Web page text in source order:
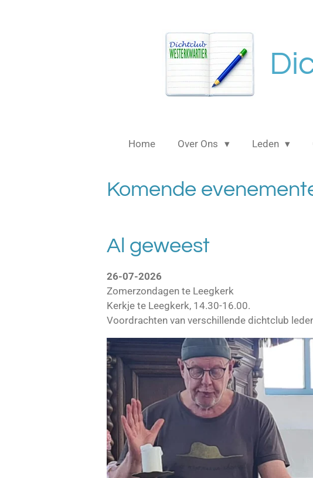
Home Over Ons Leden
Komende
Al geweest
26-07-2026
Zomerzondagen te Leegkerk
Kerkje te Leegkerk, 14.30-16.00.
Voordrachten van verschillende dichtclub